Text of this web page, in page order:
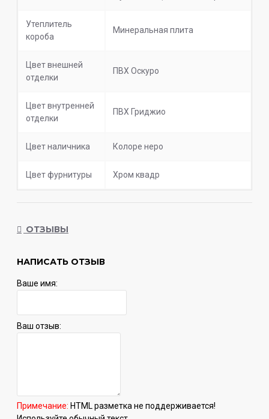
Утеплитель
короба
Минеральная плита
Цвет внешней
отделки
ПВХ Оскуро
Цвет внутренней
отделки
ПВХ Гриджио
Цвет наличника Колоре неро
Цвет фурнитуры Хром квадр
ОТЗЫВЫ
НАПИСАТЬ ОТЗЫВ
Ваше имя:
Ваш отзыв:
Примечание: HTML разметка не поддерживается!